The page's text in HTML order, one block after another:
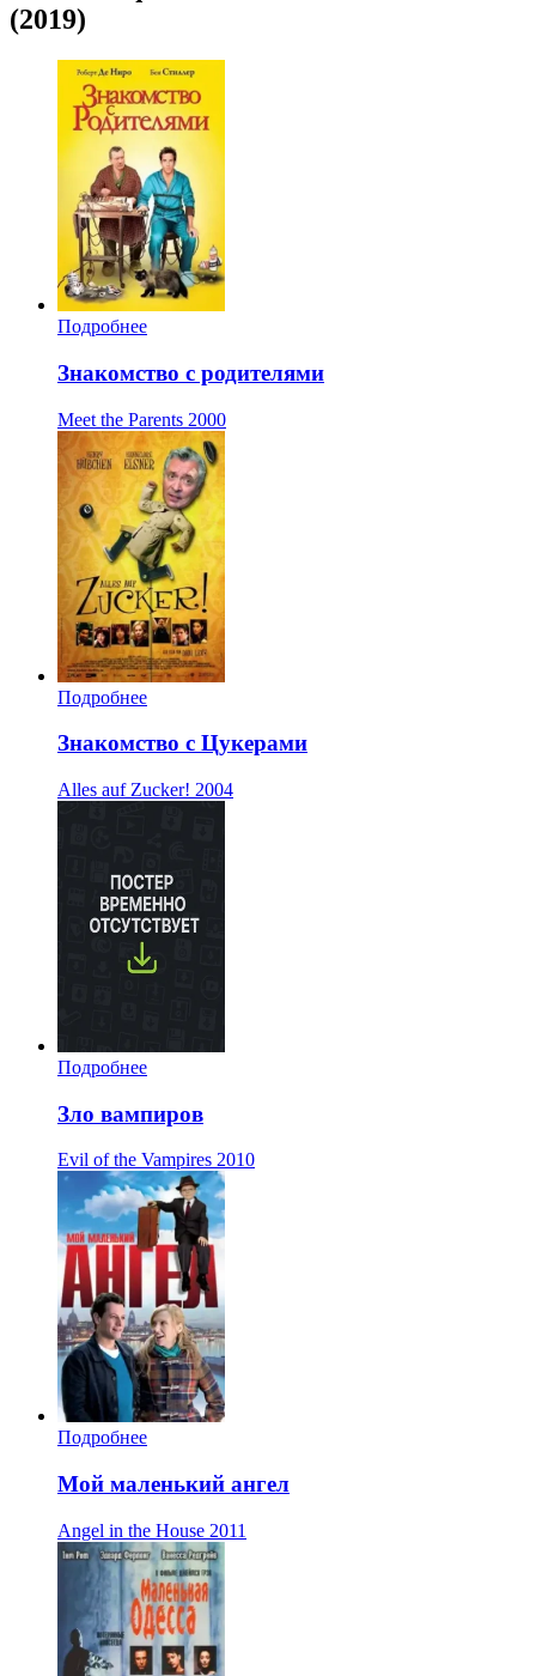
(2019)
Подробнее
Знакомство с родителями
Meet the Parents 2000
Подробнее
Знакомство с Цукерами
Alles auf Zucker! 2004
Подробнее
Зло вампиров
Evil of the Vampires 2010
Подробнее
Мой маленький ангел
Angel in the House 2011